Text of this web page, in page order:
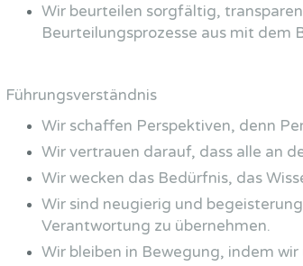
Wir beurteilen sorgfältig,
Beurteilungsprozesse aus mit dem
Führungsverständnis
Wir schaffen Perspektiven, denn
Wir vertrauen darauf, dass alle an
Wir wecken das Bedürfnis, das
Wir sind neugierig und
Verantwortung zu übernehmen.
Wir bleiben in Bewegung, indem